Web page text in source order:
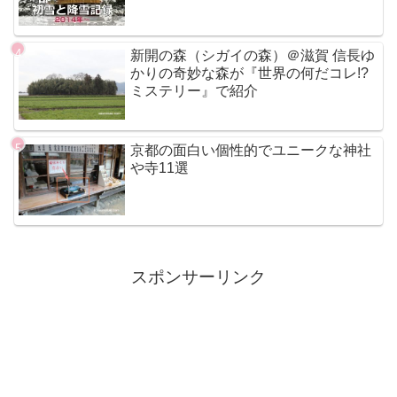
新開の森（シガイの森）＠滋賀 信長ゆ
かりの奇妙な森が『世界の何だコレ!?
ミステリー』で紹介
京都の面白い個性的でユニークな神社
や寺11選
スポンサーリンク